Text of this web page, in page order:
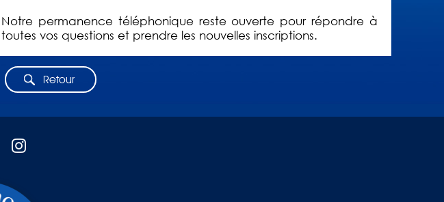
Notre permanence téléphonique reste ouverte pour répondre à
toutes vos questions et prendre les nouvelles inscriptions.
Retour